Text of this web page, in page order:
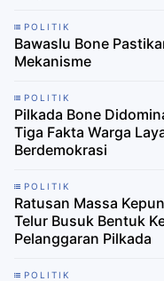
POLITIK
Bawaslu Bone
Mekanisme
POLITIK
Pilkada Bone
Tiga Fakta Warga
Berdemokrasi
POLITIK
Ratusan Massa
Telur Busuk Bentuk
Pelanggaran Pilkada
POLITIK